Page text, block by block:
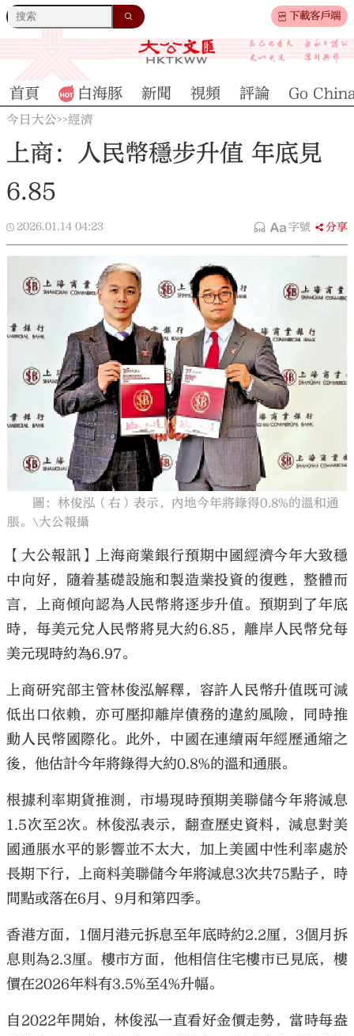
下載客戶端
大公文匯
首頁 白海豚 新聞 視頻 評論 Go
今日大公>>經濟
上商：人民幣穩步升值 年底見
6.85
2026.01.14 04:23 字號 分享
圖：林俊泓（右）表示，內地今年將錄得0.8%的溫和通
脹。\大公報攝
【大公報訊】上海商業銀行預期中國經濟今年大致穩
中向好，隨着基礎設施和製造業投資的復甦，整體而
言，上商傾向認為人民幣將逐步升值。預期到了年底
時，每美元兌人民幣將見大約6.85，離岸人民幣兌每
美元現時約為6.97。
上商研究部主管林俊泓解釋，容許人民幣升值既可減
低出口依賴，亦可壓抑離岸債務的違約風險，同時推
動人民幣國際化。此外，中國在連續兩年經歷通縮之
後，他估計今年將錄得大約0.8%的溫和通脹。
根據利率期貨推測，市場現時預期美聯儲今年將減息
1.5次至2次。林俊泓表示，翻查歷史資料，減息對美
國通脹水平的影響並不太大，加上美國中性利率處於
長期下行，上商料美聯儲今年將減息3次共75點子，時
間點或落在6月、9月和第四季。
香港方面，1個月港元拆息至年底時約2.2厘，3個月拆
息則為2.3厘。樓市方面，他相信住宅樓市已見底，樓
價在2026年料有3.5%至4%升幅。
自2022年開始，林俊泓一直看好金價走勢，當時每盎